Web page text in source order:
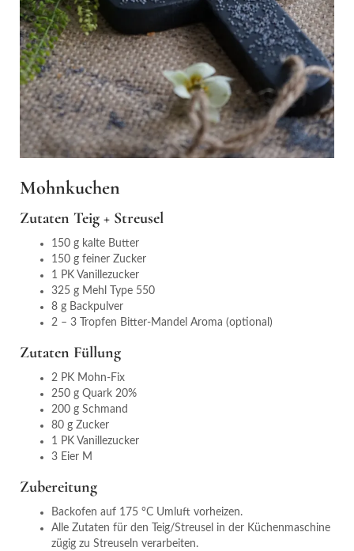
Mohnkuchen
Zutaten Teig + Streusel
150 g kalte Butter
150 g feiner Zucker
1 PK Vanillezucker
325 g Mehl Type 550
8 g Backpulver
2 – 3 Tropfen Bitter-Mandel Aroma (optional)
Zutaten Füllung
2 PK Mohn-Fix
250 g Quark 20%
200 g Schmand
80 g Zucker
1 PK Vanillezucker
3 Eier M
Zubereitung
Backofen auf 175 °C Umluft vorheizen.
Alle Zutaten für den Teig/Streusel in der Küchenmaschine
zügig zu Streuseln verarbeiten.